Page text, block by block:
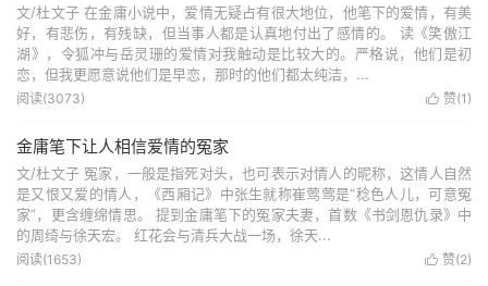
文/杜文子 在金庸小说中，爱情无疑占有很大地位，他笔下的爱情，有美
好，有悲伤，有残缺，但当事人都是认真地付出了感情的。 读《笑傲江
湖》，令狐冲与岳灵珊的爱情对我触动是比较大的。严格说，他们是初
恋，但我更愿意说他们是早恋，那时的他们都太纯洁，...
 赞(1 )
阅读(3073)
金庸笔下让人相信爱情的冤家
文/杜文子 冤家，一般是指死对头，也可表示对情人的昵称，这情人自然
是又恨又爱的情人，《西厢记》中张生就称崔莺莺是“稔色人儿，可意冤
家”，更含缠绵情思。 提到金庸笔下的冤家夫妻，首数《书剑恩仇录》中
的周绮与徐天宏。 红花会与清兵大战一场，徐天...
 赞(2)
阅读(1653)